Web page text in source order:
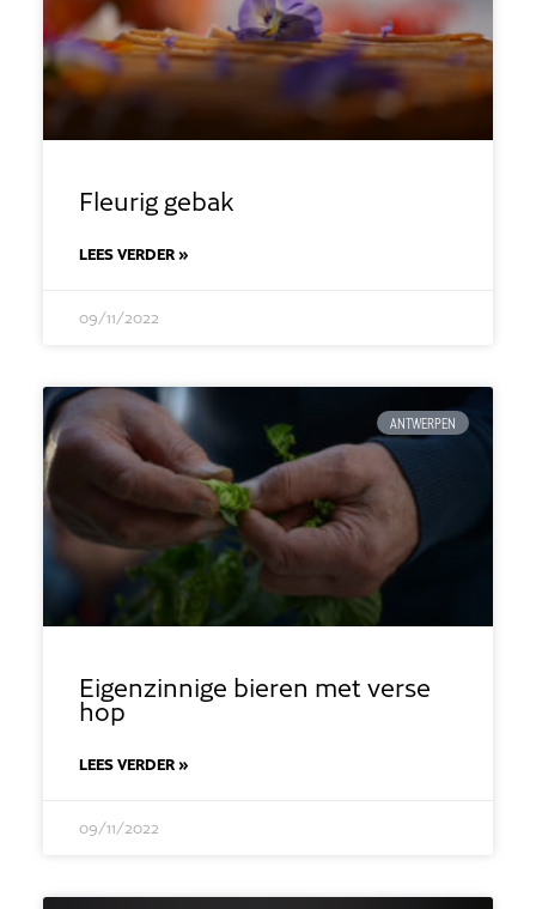
Fleurig gebak
LEES VERDER »
09/11/2022
ANTWERPEN
Eigenzinnige bieren met verse
hop
LEES VERDER »
09/11/2022